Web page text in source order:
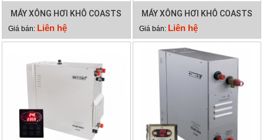
MÁY XÔNG HƠI KHÔ COASTS
CA 90C
Giá bán: Liên hệ
MÁY XÔNG HƠI KHÔ COASTS
CA 60C
Giá bán: Liên hệ